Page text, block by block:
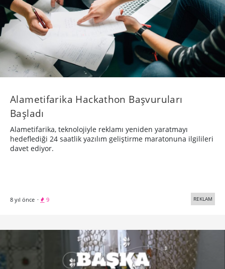
Alametifarika Hackathon Başvuruları
Başladı
Alametifarika, teknolojiyle reklamı yeniden yaratmayı
hedeflediği 24 saatlik yazılım geliştirme maratonuna ilgilileri
davet ediyor.
8 yıl önce · 9 REKLAM